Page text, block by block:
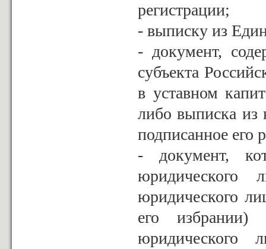
регистрации;
- выписку из
- документ,
субъекта
в уставном
либо выписка из
подписанное его
- документ,
юридического
юридического
его избрании)
юридического